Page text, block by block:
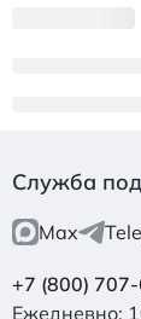
Служба
Max
+7 (800)
Ежедневно: